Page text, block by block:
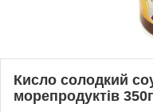
Кисло солодкий
морепродуктів